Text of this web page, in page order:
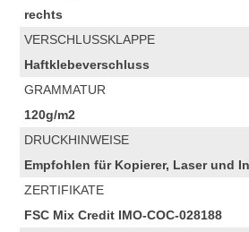
rechts
VERSCHLUSSKLAPPE
Haftklebeverschluss
GRAMMATUR
120g/m2
DRUCKHINWEISE
Empfohlen für Kopierer, Laser und
ZERTIFIKATE
FSC Mix Credit IMO-COC-028188